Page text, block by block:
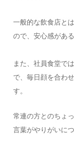
一般的な飲食店と
ので、安心感があ
また、社員食堂で
で、毎日顔を合わ
す。
常連の方とのちょ
言葉がやりがいに